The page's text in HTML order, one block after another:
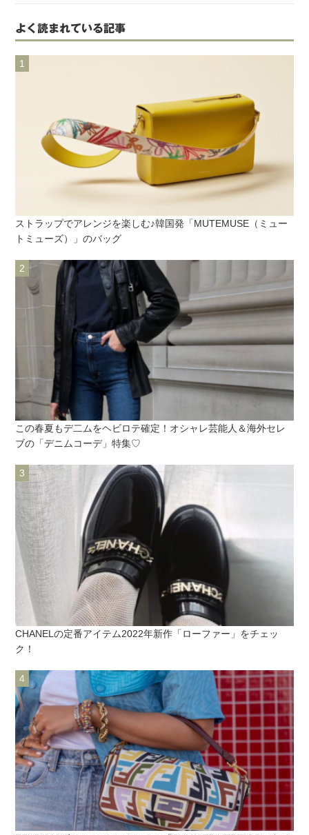
よく読まれている記事
ストラップでアレンジを楽しむ♪韓国発「MUTEMUSE（ミュー
トミューズ）」のバッグ
この春夏もデ二ムをヘビロテ確定！オシャレ芸能人＆海外セレ
ブの「デニムコーデ」特集♡
CHANELの定番アイテム2022年新作「ローファー」をチェッ
ク！